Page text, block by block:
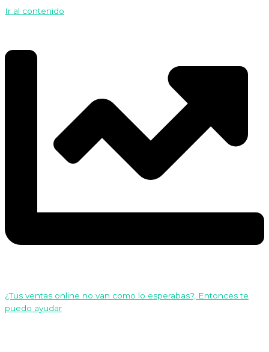
Ir al contenido
¿Tus ventas online no van como lo esperabas?, Entonces te
puedo ayudar